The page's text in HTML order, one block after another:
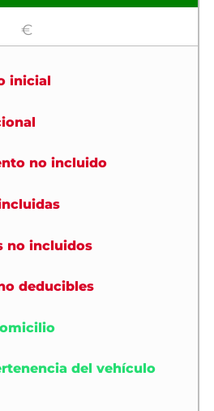
€
inicial
no incluido
no incluidos
deducibles
del vehículo